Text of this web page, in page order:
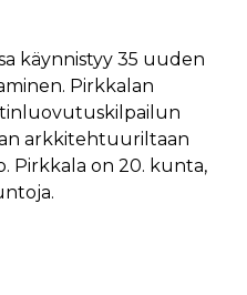
käynnistyy 35 uuden
Pirkkalan
arkkitehtuuriltaan
Pirkkala on 20. kunta,